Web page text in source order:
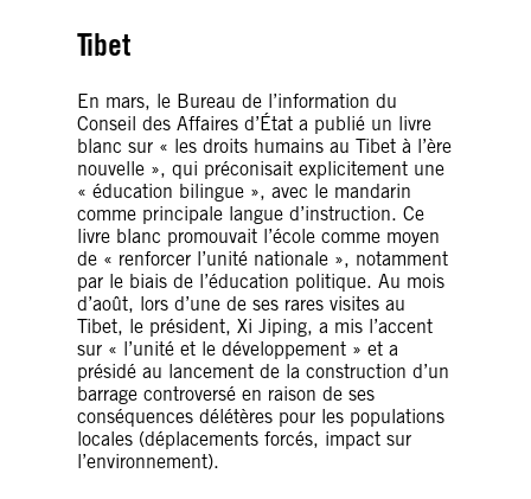
Tibet
En mars, le Bureau de l’information du
Conseil des Affaires d’État a publié un livre
blanc sur « les droits humains au Tibet à l’ère
nouvelle », qui préconisait explicitement une
« éducation bilingue », avec le mandarin
comme principale langue d’instruction. Ce
livre blanc promouvait l’école comme moyen
de « renforcer l’unité nationale », notamment
par le biais de l’éducation politique. Au mois
d’août, lors d’une de ses rares visites au
Tibet, le président, Xi Jiping, a mis l’accent
sur « l’unité et le développement » et a
présidé au lancement de la construction d’un
barrage controversé en raison de ses
conséquences délétères pour les populations
locales (déplacements forcés, impact sur
l’environnement).